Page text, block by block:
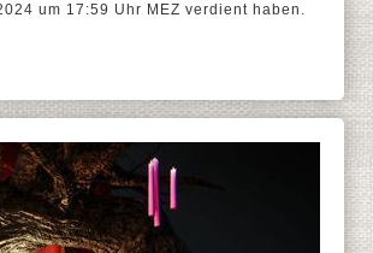
um 17:59 Uhr MEZ verdient haben.